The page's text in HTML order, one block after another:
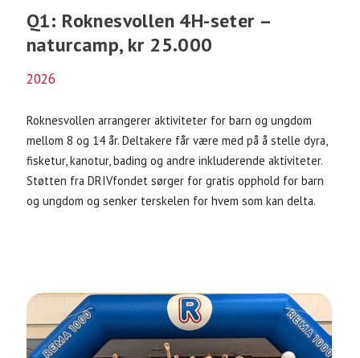
Q1: Roknesvollen 4H-seter –
naturcamp, kr 25.000
2026
Roknesvollen arrangerer aktiviteter for barn og ungdom
mellom 8 og 14 år. Deltakere får være med på å stelle dyra,
fisketur, kanotur, bading og andre inkluderende aktiviteter.
Støtten fra DRIVfondet sørger for gratis opphold for barn
og ungdom og senker terskelen for hvem som kan delta.